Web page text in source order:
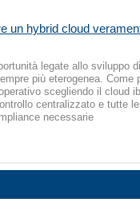
un hybrid cloud
legate allo sviluppo
più eterogenea. Come
scegliendo il cloud
centralizzato e tutte
necessarie